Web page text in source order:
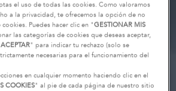
el uso de todas las cookies. Como valoramos
a la privacidad, te ofrecemos la opción de no
Puedes hacer clic en "GESTIONAR MIS
las categorías de cookies que deseas aceptar,
" para indicar tu rechazo (solo se
necesarias para el funcionamiento del
en cualquier momento haciendo clic en el
COOKIES" al pie de cada página de nuestro sitio